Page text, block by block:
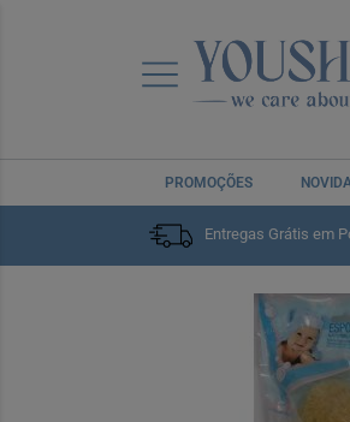
PROMOÇÕES
Entregas Grátis em
Home Bebé e Mamã